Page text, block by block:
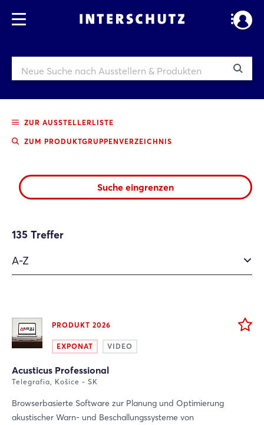
ZUR AUSSTELLERLISTE
ZUM PRODUKTGRUPPENVERZEICHNIS
Suche eingrenzen
135 Treffer
A-Z
PRODUKT 2026
EXPONAT VIDEO
Acusticus Professional
Telegrafia, Košice - SK
Browserbasierte Software zur Planung und Optimierung
akustischer Warn- und Beschallungssysteme von